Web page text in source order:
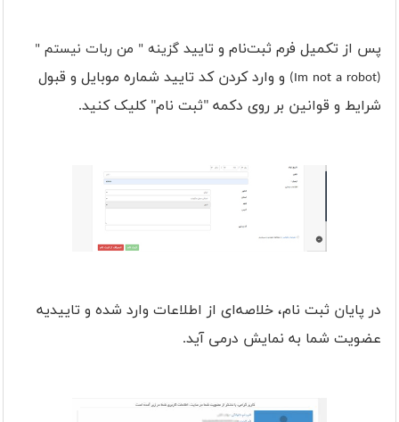
پس از تکمیل فرم ثبت‌نام و تایید گزینه " من ربات نیستم "
(Im not a robot)
و وارد کردن کد تایید شماره موبایل و قبول
شرایط و قوانین بر روی دکمه "ثبت نام" کلیک کنید.
در پایان ثبت نام، خلاصه‌ای از اطلاعات وارد شده و تاییدیه
عضویت شما به نمایش درمی آید.